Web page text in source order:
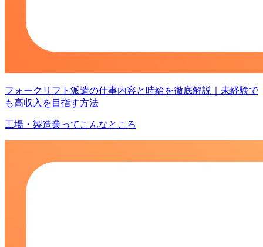
フォークリフト派遣の仕事内容と時給を徹底解説｜未経験で
も高収入を目指す方法
工場・製造業ってこんなところ